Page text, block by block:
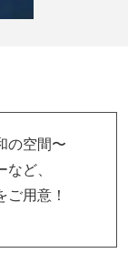
の空間〜
ど、
用意！